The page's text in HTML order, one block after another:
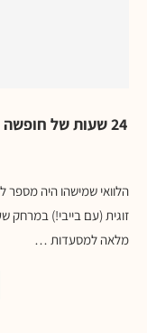
24 שעות של חופשה זוגית (עם בייבי!) במרחק שעה מהבית
זוגית (עם בייבי!) במרחק
מלאה למסעדות …